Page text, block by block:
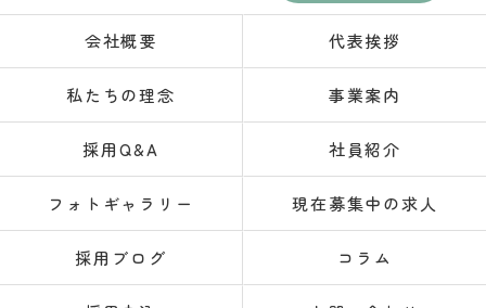
会社概要 代表挨拶
私たちの理念 事業案内
採用Q&A 社員紹介
フォトギャラリー 現在募集中の求人
採用ブログ コラム